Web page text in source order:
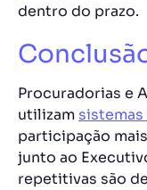
dentro do prazo.
Procuradorias e
utilizam
participação
junto ao
repetitivas são